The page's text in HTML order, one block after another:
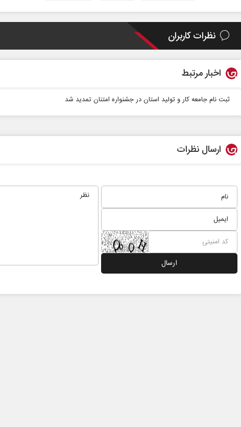
نظرات کاربران
اخبار مرتبط
ثبت نام جامعه کار و تولید استان در جشنواره امتنان تمدید شد
ارسال نظرات